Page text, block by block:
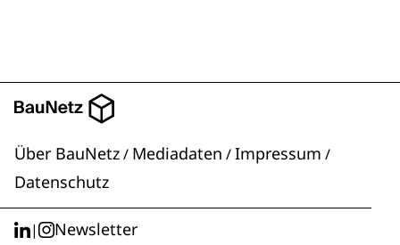
Über BauNetz/ Mediadaten /Impressum /
Datenschutz
| Newsletter